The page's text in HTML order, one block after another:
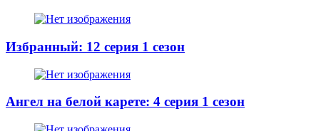
Избранный: 12 серия 1 сезон
Ангел на белой карете: 4 серия 1 сезон